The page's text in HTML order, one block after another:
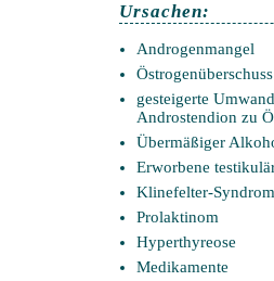
Ursachen:
Androgenmangel
gesteigerte
Androstendion zu
Übermäßiger
Erworbene
Klinefelter-Syndrom
Prolaktinom
Hyperthyreose
Medikamente